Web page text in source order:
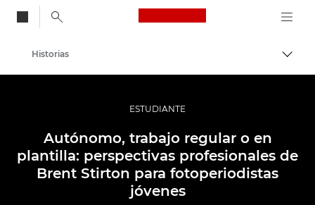
Canon Logo, back
Fotografías y vídeos profesionales
Historias
ESTUDIANTE
Autónomo, trabajo regular o en
plantilla: perspectivas profesionales de
Brent Stirton para fotoperiodistas
jóvenes